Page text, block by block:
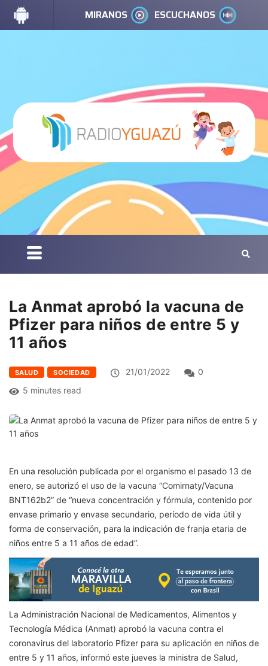
MIRANOS ESCUCHANOS
La Anmat aprobó la vacuna de
Pfizer para niños de entre 5 y
11 años
SALUD SOCIEDAD 21/01/2022
0
5 minutes read
En una resolución publicada por el organismo el pasado 13 de
enero, se autorizó el uso de la vacuna “Comirnaty/Vacuna
BNT162b2” de “nueva concentración y fórmula, contenido por
envase primario y envase secundario, período de vida útil y
forma de conservación, para la indicación de franja etaria de
niños entre 5 a 11 años de edad”.
La Administración Nacional de Medicamentos, Alimentos y
Tecnología Médica (Anmat) aprobó la vacuna contra el
coronavirus del laboratorio Pfizer para su aplicación en niños de
entre 5 y 11 años, informó este jueves la ministra de Salud,